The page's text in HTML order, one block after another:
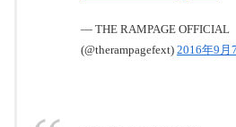
— THE RAMPAGE OFFICIAL
(@therampagefext) 2016年9月